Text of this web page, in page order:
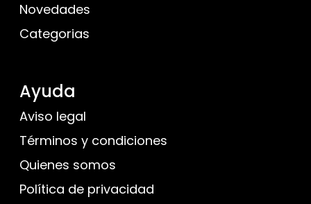
Novedades
Categorias
Ayuda
Aviso legal
Términos y condiciones
Quienes somos
Política de privacidad